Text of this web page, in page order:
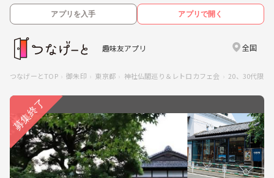
アプリを入手 アプリで開く
趣味友アプリ 全国
つなげーとTOP 御朱印 東京都 神社仏閣巡り＆レトロカフェ会 20、30代限